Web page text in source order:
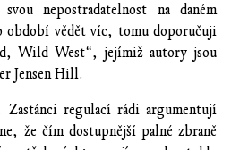
nepostradatelnost na daném
období vědět víc, tomu doporučuji
Wild West“, jejímiž autory jsou
Jensen Hill.
Zastánci regulací rádi argumentují
že čím dostupnější palné zbraně